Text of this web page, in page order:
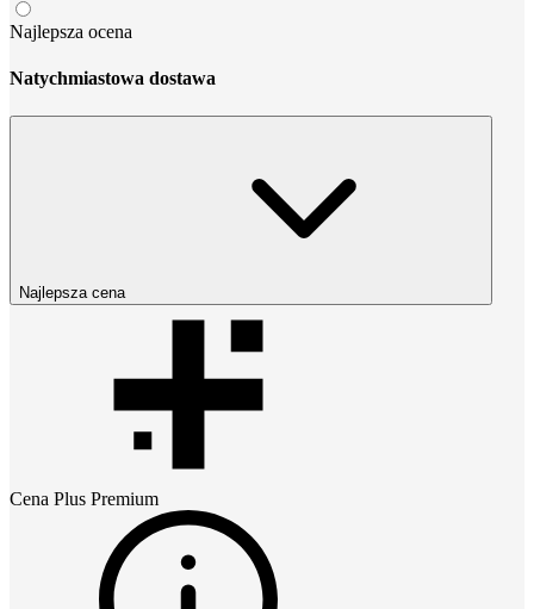
Najlepsza ocena
Natychmiastowa dostawa
Najlepsza cena
Cena Plus Premium